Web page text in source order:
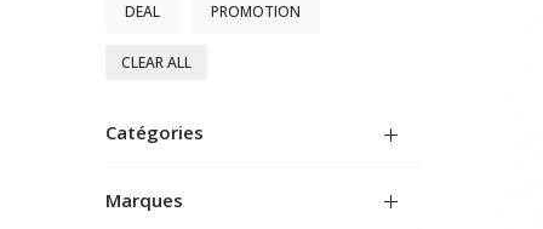
DEAL PROMOTION
CLEAR ALL
Catégories
Marques